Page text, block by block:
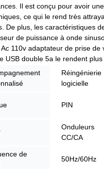
Il est conçu pour avoir
ce qui le rend très
De plus, les caractéristiques
de puissance à onde
Ac 110v adaptateur de prise de
USB double 5a le rendent plus
Réingénierie
logicielle
PIN
Onduleurs
CC/CA
de
50Hz/60Hz